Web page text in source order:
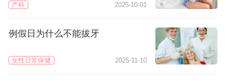
产科 2025-10-01
例假日为什么不能拔牙
女性日常保健 2025-11-10